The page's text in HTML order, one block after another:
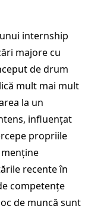
internship
majore cu
de drum
mult mai mult
la un
influențat
propriile
recente în
competențe
de muncă sunt